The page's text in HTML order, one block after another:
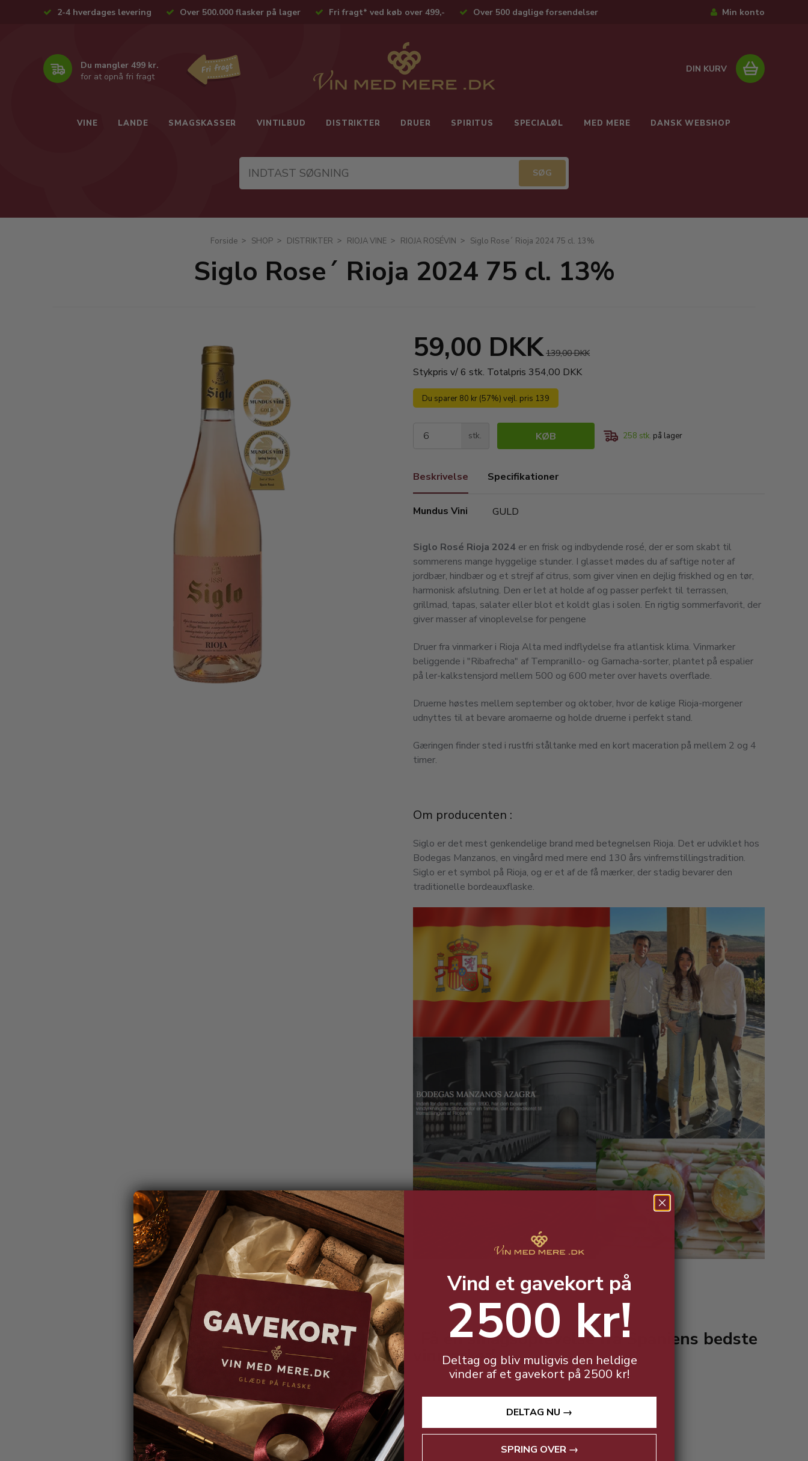
2-4 hverdages levering Over 500.000 flasker på lager Fri fragt* ved køb over 499,- Over 500 daglige forsendelser Min konto
Du mangler 499 kr.
for at opnå fri fragt
DIN KURV
VINE LANDE SMAGSKASSER VINTILBUD DISTRIKTER DRUER SPIRITUS SPECIALØL MED MERE DANSK WEBSHOP
Forside SHOP DISTRIKTER RIOJA VINE RIOJA ROSÉVIN Siglo Rose´ Rioja 2024 75 cl. 13%
Siglo Rose´ Rioja 2024 75 cl. 13%
59,00 DKK 139,00 DKK
Stykpris v/ 6 stk. Totalpris 354,00 DKK
Du sparer 80 kr (57%) vejl. pris 139
stk. KØB 258 stk. på lager
Beskrivelse Specifikationer
Mundus Vini GULD
Siglo Rosé Rioja 2024 er en frisk og indbydende rosé, der er som skabt til
sommerens mange hyggelige stunder. I glasset mødes du af saftige noter af
jordbær, hindbær og et strejf af citrus, som giver vinen en dejlig friskhed og en tør,
harmonisk afslutning. Den er let at holde af og passer perfekt til terrassen,
grillmad, tapas, salater eller blot et koldt glas i solen. En rigtig sommerfavorit, der
giver masser af vinoplevelse for pengene
Druer fra vinmarker i Rioja Alta med indflydelse fra atlantisk klima. Vinmarker
beliggende i "Ribafrecha" af Tempranillo- og Garnacha-sorter, plantet på espalier
på ler-kalkstensjord mellem 500 og 600 meter over havets overflade.
Druerne høstes mellem september og oktober, hvor de kølige Rioja-morgener
udnyttes til at bevare aromaerne og holde druerne i perfekt stand.
Gæringen finder sted i rustfri ståltanke med en kort maceration på mellem 2 og 4
timer.
Om producenten :
Siglo er det mest genkendelige brand med betegnelsen Rioja. Det er udviklet hos
Bodegas Manzanos, en vingård med mere end 130 års vinfremstillingstradition.
Siglo er et symbol på Rioja, og er et af de få mærker, der stadig bevarer den
traditionelle bordeauxflaske.
Få en smagsoplevelse fra Spaniens bedste
vinmarker!
Vind et gavekort på
2500 kr!
Deltag og bliv muligvis den heldige
vinder af et gavekort på 2500 kr!
DELTAG NU →
SPRING OVER →